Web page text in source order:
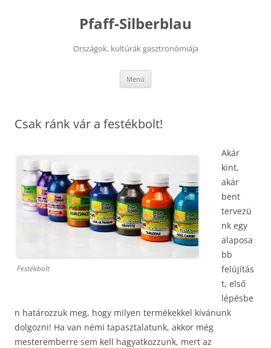
Pfaff-Silberblau
Országok, kultúrák gasztronómiája
Menü
Csak ránk vár a festékbolt!
Festékbolt
Akár
kint,
akár
bent
tervezü
nk egy
alaposa
bb
felújítás
t, első
lépésbe
n határozzuk meg, hogy milyen termékekkel kívánunk
dolgozni! Ha van némi tapasztalatunk, akkor még
mesteremberre sem kell hagyatkozzunk, mert az